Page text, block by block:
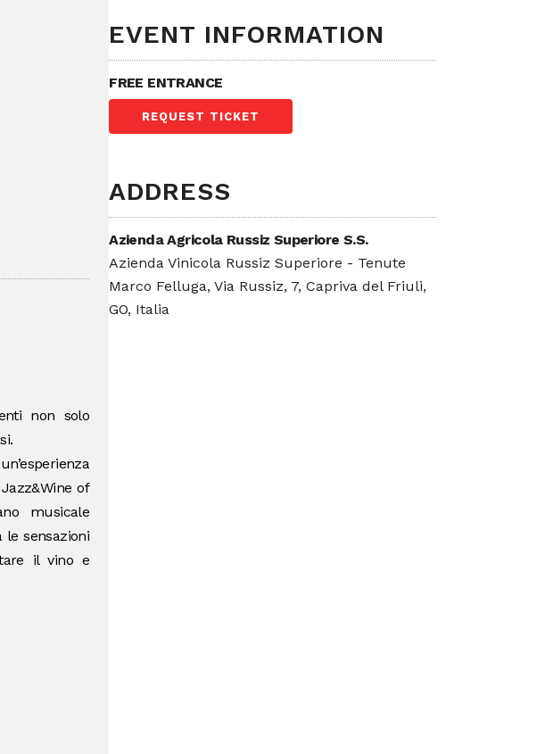
non solo
of
musicale
sensazioni
il vino e
EVENT INFORMATION
FREE ENTRANCE
REQUEST TICKET
ADDRESS
Azienda Agricola Russiz Superiore S.S.
Azienda Vinicola Russiz Superiore - Tenute
Marco Felluga, Via Russiz, 7, Capriva del Friuli,
GO, Italia